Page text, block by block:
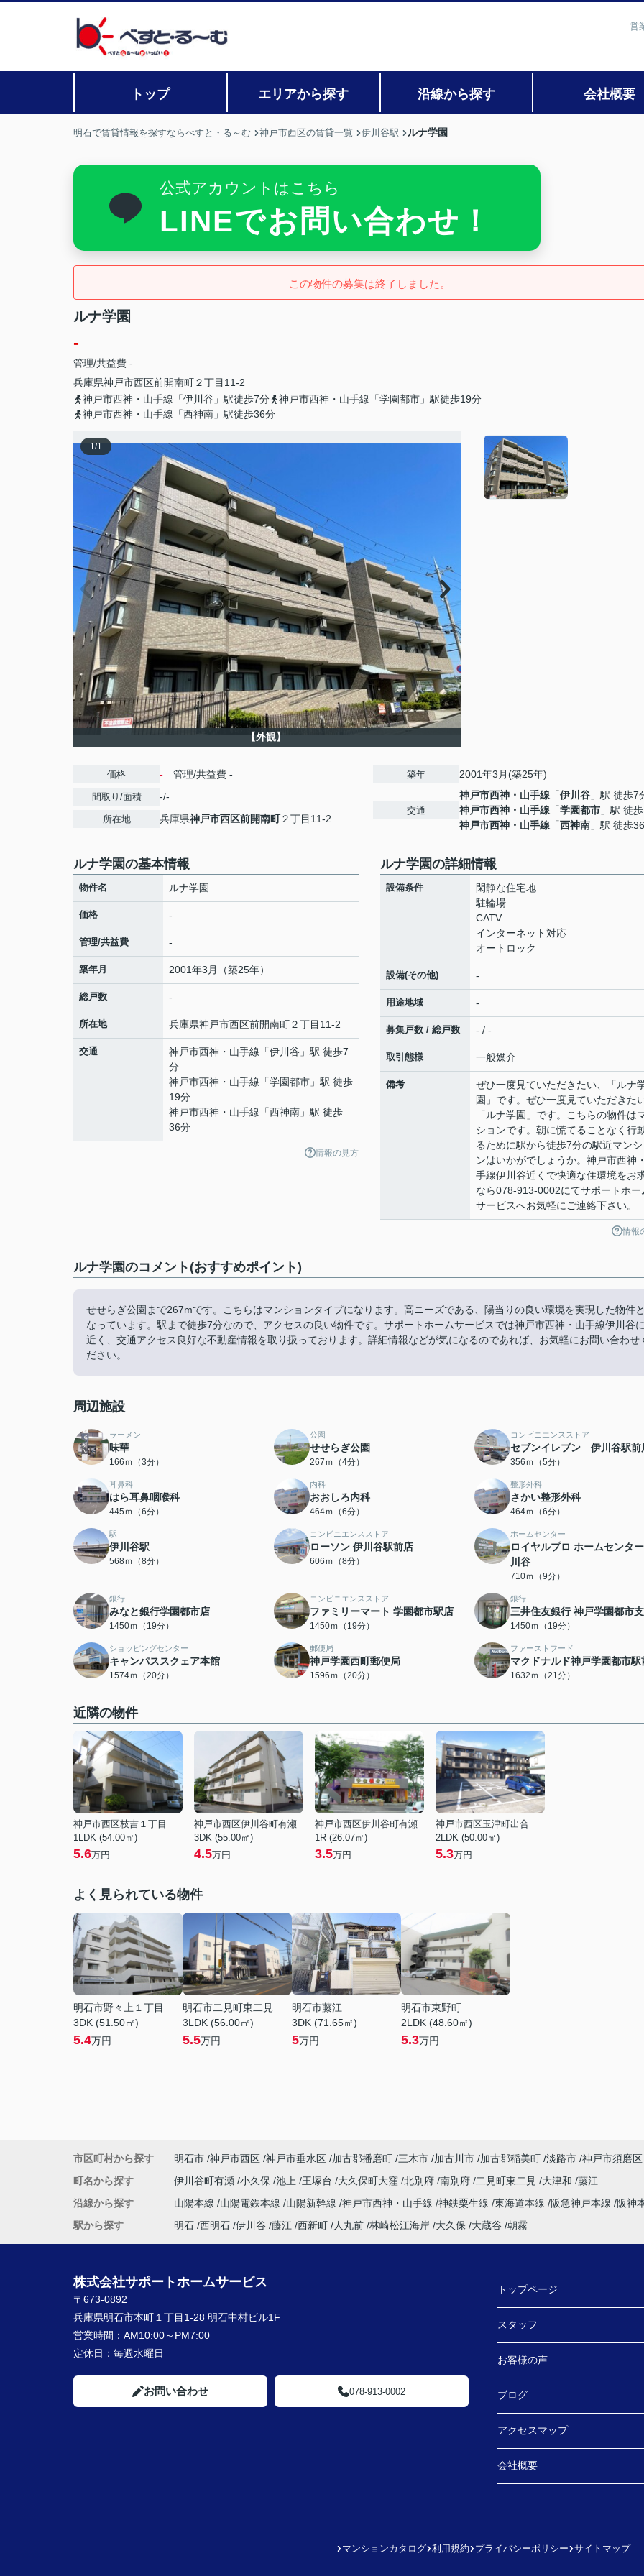
営
トップ エリアから探す 沿線から探す 会社概要
明石で賃貸情報を探すならべすと・る～む 神戸市西区の賃貸一覧 伊川谷駅 ルナ学園
公式アカウントはこちら
LINEでお問い合わせ！
この物件の募集は終了しました。
ルナ学園
-
管理/共益費 -
兵庫県神戸市西区前開南町２丁目11-2
神戸市西神・山手線「伊川谷」駅徒歩7分
神戸市西神・山手線「学園都市」駅徒歩19分
神戸市西神・山手線「西神南」駅徒歩36分
1/1
【外観】
価格 - 管理/共益費 -
間取り/面積 -/-
所在地 兵庫県神戸市西区前開南町２丁目11-2
築年 2001年3月(築25年)
交通
神戸市西神・山手線 「伊川谷 」駅 徒歩7
神戸市西神・山手線 「学園都市 」駅 徒
神戸市西神・山手線 「西神南 」駅 徒歩
ルナ学園の基本情報
物件名 ルナ学園
価格 -
管理/共益費 -
築年月 2001年3月（築25年）
総戸数 -
所在地 兵庫県神戸市西区前開南町２丁目11-2
交通 神戸市西神・山手線 「伊川谷 」駅 徒歩7
分
神戸市西神・山手線 「学園都市 」駅 徒歩
19分
神戸市西神・山手線 「西神南 」駅 徒歩
36分
情報の見方
ルナ学園の詳細情報
設備条件
閑静な住宅地
駐輪場
CATV
インターネット対応
オートロック
設備(その他) -
用途地域 -
募集戸数 / 総戸数 - / -
取引態様 一般媒介
備考
ぜひ一度見ていただきたい、「ルナ
園」です。ぜひ一度見ていただきたい
「ルナ学園」です。こちらの物件は
ションです。朝に慌てることなく行
るために駅から徒歩7分の駅近マンシ
ンはいかがでしょうか。神戸市西神
手線伊川谷近くで快適な住環境をお
なら078-913-0002にてサポートホー
サービスへお気軽にご連絡下さい。
情報
ルナ学園のコメント(おすすめポイント)
せせらぎ公園まで267mです。こちらはマンションタイプになります。高ニーズである、陽当りの良い環境を実現した物件と
なっています。駅まで徒歩7分なので、アクセスの良い物件です。サポートホームサービスでは神戸市西神・山手線伊川谷に
近く、交通アクセス良好な不動産情報を取り扱っております。詳細情報などが気になるのであれば、お気軽にお問い合わせ
ださい。
周辺施設
ラーメン
味華
166ｍ（3分）
公園
せせらぎ公園
267ｍ（4分）
コンビニエンスストア
セブンイレブン 伊川谷駅前
356ｍ（5分）
耳鼻科
はら耳鼻咽喉科
445ｍ（6分）
内科
おおしろ内科
464ｍ（6分）
整形外科
さかい整形外科
464ｍ（6分）
駅
伊川谷駅
568ｍ（8分）
コンビニエンスストア
ローソン 伊川谷駅前店
606ｍ（8分）
ホームセンター
ロイヤルプロ ホームセンタ
川谷
710ｍ（9分）
銀行
みなと銀行学園都市店
1450ｍ（19分）
コンビニエンスストア
ファミリーマート 学園都市駅店
1450ｍ（19分）
銀行
三井住友銀行 神戸学園都市
1450ｍ（19分）
ショッピングセンター
キャンパススクェア本館
1574ｍ（20分）
郵便局
神戸学園西町郵便局
1596ｍ（20分）
ファーストフード
マクドナルド神戸学園都市駅
1632ｍ（21分）
近隣の物件
神戸市西区枝吉１丁目
1LDK (54.00㎡)
5.6万円
神戸市西区伊川谷町有瀬
3DK (55.00㎡)
4.5万円
神戸市西区伊川谷町有瀬
1R (26.07㎡)
3.5万円
神戸市西区玉津町出合
2LDK (50.00㎡)
5.3万円
よく見られている物件
明石市野々上１丁目
3DK (51.50㎡)
5.4万円
明石市二見町東二見
3LDK (56.00㎡)
5.5万円
明石市藤江
3DK (71.65㎡)
5万円
明石市東野町
2LDK (48.60㎡)
5.3万円
市区町村から探す 明石市 神戸市西区 神戸市垂水区 加古郡播磨町 三木市 加古川市 加古郡稲美町 淡路市 神戸市須磨区
町名から探す
伊川谷町有瀬 小久保 池上 王塚台 大久保町大窪 北別府 南別府 二見町東二見 大津和 藤江
沿線から探す
山陽本線 山陽電鉄本線 山陽新幹線 神戸市西神・山手線 神鉄粟生線 東海道本線 阪急神戸本線 阪神
駅から探す
明石 西明石 伊川谷 藤江 西新町 人丸前 林崎松江海岸 大久保 大蔵谷 朝霧
株式会社サポートホームサービス
〒673-0892
兵庫県明石市本町１丁目1-28 明石中村ビル1F
営業時間： AM10:00～PM7:00
定休日： 毎週水曜日
お問い合わせ 078-913-0002
トップページ
スタッフ
お客様の声
ブログ
アクセスマップ
会社概要
マンションカタログ 利用規約 プライバシーポリシー サイトマップ